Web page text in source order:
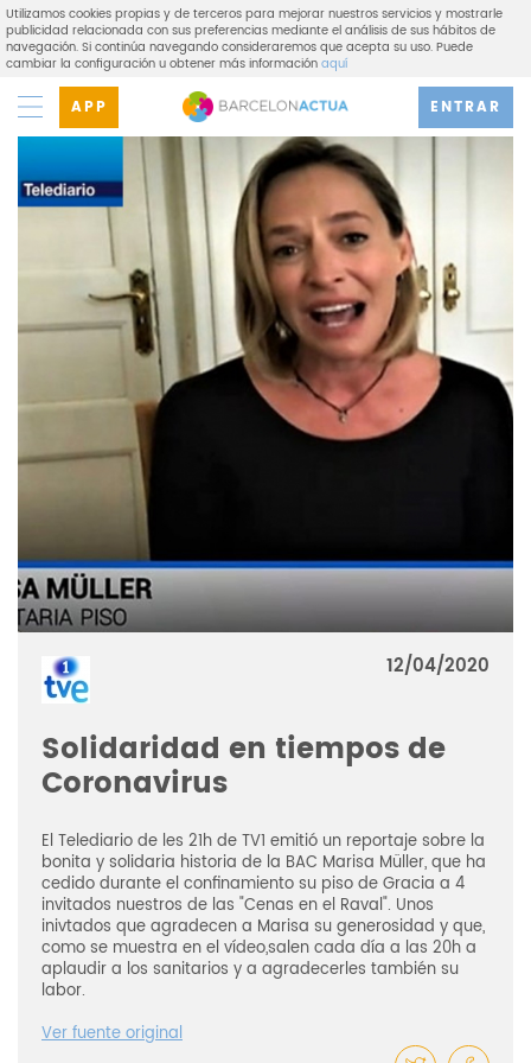
Utilizamos cookies propias y de terceros para mejorar nuestros servicios y mostrarle
publicidad relacionada con sus preferencias mediante el análisis de sus hábitos de
navegación. Si continúa navegando consideraremos que acepta su uso. Puede
cambiar la configuración u obtener más informaciónaquí
APP ENTRAR
12/04/2020
Solidaridad en tiempos de
Coronavirus
El Telediario de les 21h de TV1 emitió un reportaje sobre la
bonita y solidaria historia de la BAC Marisa Müller, que ha
cedido durante el confinamiento su piso de Gracia a 4
invitados nuestros de las "Cenas en el Raval". Unos
inivtados que agradecen a Marisa su generosidad y que,
como se muestra en el vídeo,salen cada día a las 20h a
aplaudir a los sanitarios y a agradecerles también su
labor.
Ver fuente original